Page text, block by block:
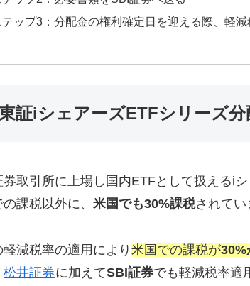
テップ3：分配金の権利確定日を迎える際、軽
証iシェアーズETFシリーズ分
券取引所に上場し国内ETFとして扱えるi
課税以外に、 米国でも30%課税されてい
減税率の適用により 米国での課税が30%
松井証券に加えてSBI証券でも軽減税率適